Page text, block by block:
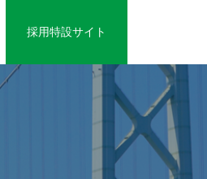
採用特設サイト